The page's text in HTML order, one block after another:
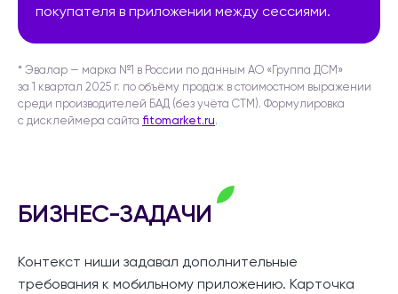
покупателя в приложении между сессиями.
* Эвалар — марка №1 в России по данным АО «Группа ДСМ»
за 1 квартал 2025 г. по объёму продаж в стоимостном выражении
среди производителей БАД (без учёта СТМ). Формулировка
с дисклеймера сайта fitomarket.ru.
БИЗНЕС-ЗАДАЧИ
Контекст ниши задавал дополнительные
требования к мобильному приложению. Карточка